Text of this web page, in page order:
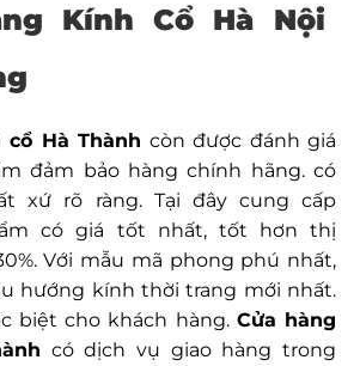
Kính Cổ Hà Nội
Hà Thành còn được đánh giá
đảm bảo hàng chính hãng. có
xứ rõ ràng. Tại đây cung cấp
có giá tốt nhất, tốt hơn thị
Với mẫu mã phong phú nhất,
hướng kính thời trang mới nhất.
biệt cho khách hàng. Cửa hàng
có dịch vụ giao hàng trong